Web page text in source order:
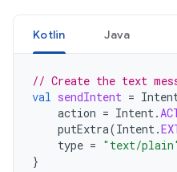
Kotlin Java
// Create the text
val sendIntent =
action = Intent.
putExtra(Intent.
type = "text/
}